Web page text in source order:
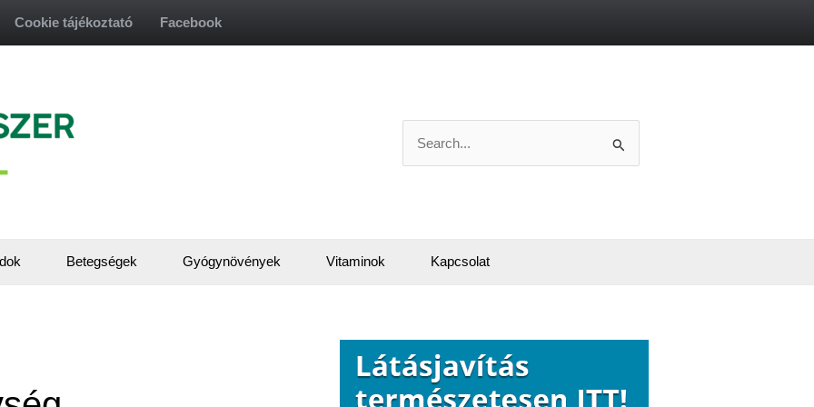
Cookie tájékoztató Facebook
for:
Betegségek Gyógynövények Vitaminok Kapcsolat